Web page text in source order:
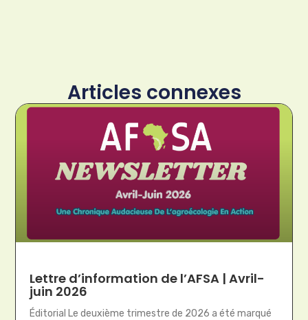
Articles connexes
Lettre d’information de l’AFSA | Avril-
juin 2026
Éditorial Le deuxième trimestre de 2026 a été marqué